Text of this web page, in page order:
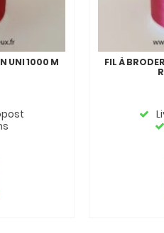
UNI 1000 M
FIL À